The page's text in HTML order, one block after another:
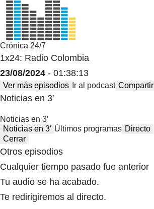
Crónica 24/7
1x24: Radio Colombia
23/08/2024 - 01:38:13
Ver más episodios Ir al podcast Compartir
Noticias en 3′
Noticias en 3′
Noticias en 3′ Últimos programas Directo
Cerrar
Otros episodios
Cualquier tiempo pasado fue anterior
Tu audio se ha acabado.
Te redirigiremos al directo.